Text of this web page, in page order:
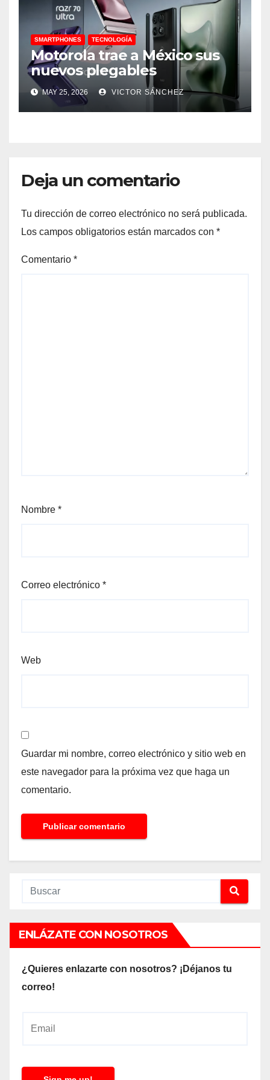
SMARTPHONES TECNOLOGÍA
Motorola trae a México sus
nuevos plegables
MAY 25, 2026 VICTOR SÁNCHEZ
Deja un comentario
Tu dirección de correo electrónico no será publicada.
Los campos obligatorios están marcados con *
Comentario *
Nombre *
Correo electrónico *
Web
Guardar mi nombre, correo electrónico y sitio web en
este navegador para la próxima vez que haga un
comentario.
ENLÁZATE CON NOSOTROS
¿Quieres enlazarte con nosotros? ¡Déjanos tu
correo!